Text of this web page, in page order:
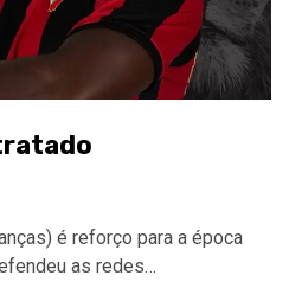
é reforço para a época
as redes…